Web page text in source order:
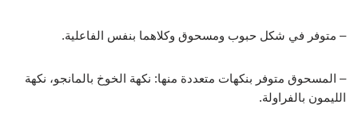
– متوفر في شكل حبوب ومسحوق وكلاهما بنفس الفاعلية.
– المسحوق متوفر بنكهات متعددة منها: نكهة الخوخ بالمانجو، نكهة
الليمون بالفراولة.